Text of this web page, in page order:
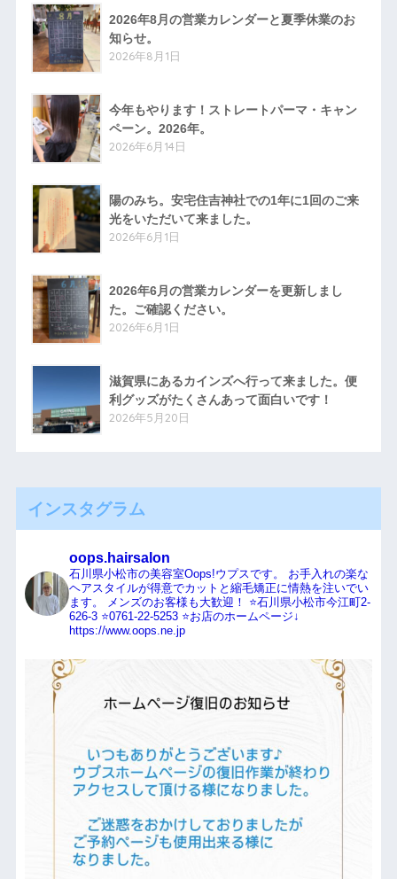
2026年8月の営業カレンダーと夏季休業のお
知らせ。
2026年8月1日
今年もやります！ストレートパーマ・キャン
ペーン。2026年。
2026年6月14日
陽のみち。安宅住吉神社での1年に1回のご来
光をいただいて来ました。
2026年6月1日
2026年6月の営業カレンダーを更新しまし
た。ご確認ください。
2026年6月1日
滋賀県にあるカインズへ行って来ました。便
利グッズがたくさんあって面白いです！
2026年5月20日
インスタグラム
oops.hairsalon
石川県小松市の美容室Oops!ウプスです。
お手入れの楽な
ヘアスタイルが得意でカットと縮毛矯正に情熱を注いでい
ます。
メンズのお客様も大歓迎！
⭐️石川県小松市今江町2-
626-3⭐️0761-22-5253⭐️お店のホームページ↓
https://www.oops.ne.jp